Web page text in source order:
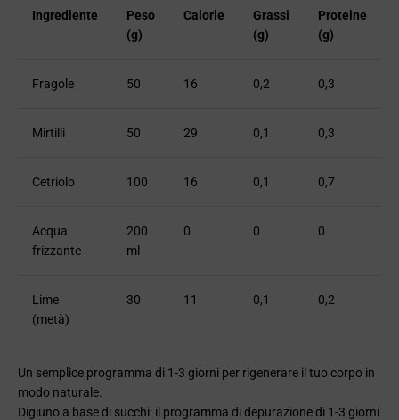
Ingrediente
Peso
(g)
Calorie
Grassi
(g)
Proteine
​​(g)
Fragole 50 16 0,2 0,3
Mirtilli 50 29 0,1 0,3
Cetriolo 100 16 0,1 0,7
Acqua
frizzante
200
ml
0 0 0
Lime
(metà)
30 11 0,1 0,2
Un semplice programma di 1-3 giorni per rigenerare il tuo corpo in
modo naturale.
Digiuno a base di succhi: il programma di depurazione di 1-3 giorni